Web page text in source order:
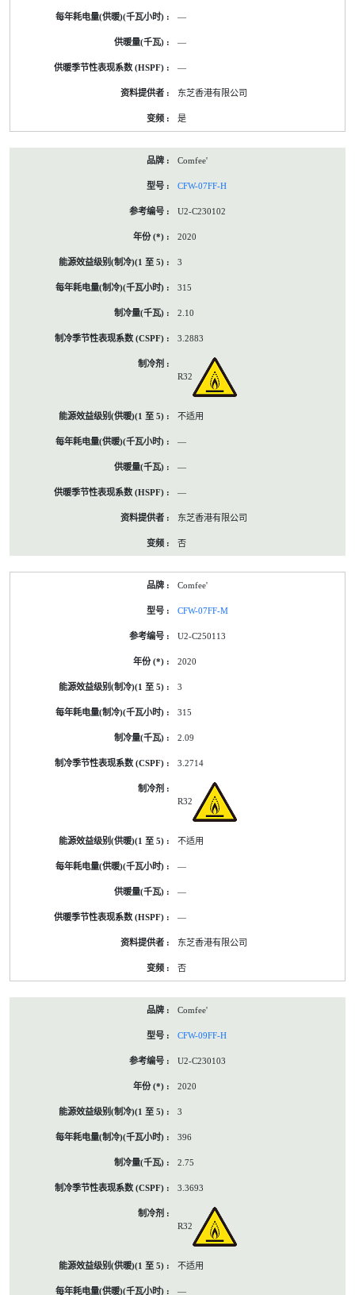
—
—
—
东芝香港有限公司
是
Comfee'
CFW-07FF-H
U2-C230102
2020
3
315
2.10
3.2883
R32
不适用
—
—
—
东芝香港有限公司
否
Comfee'
CFW-07FF-M
U2-C250113
2020
3
315
2.09
3.2714
R32
不适用
—
—
—
东芝香港有限公司
否
Comfee'
CFW-09FF-H
U2-C230103
2020
3
396
2.75
3.3693
R32
不适用
—